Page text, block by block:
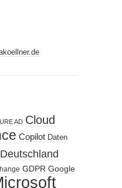
AD Cloud
Copilot Daten
Deutschland
GDPR Google